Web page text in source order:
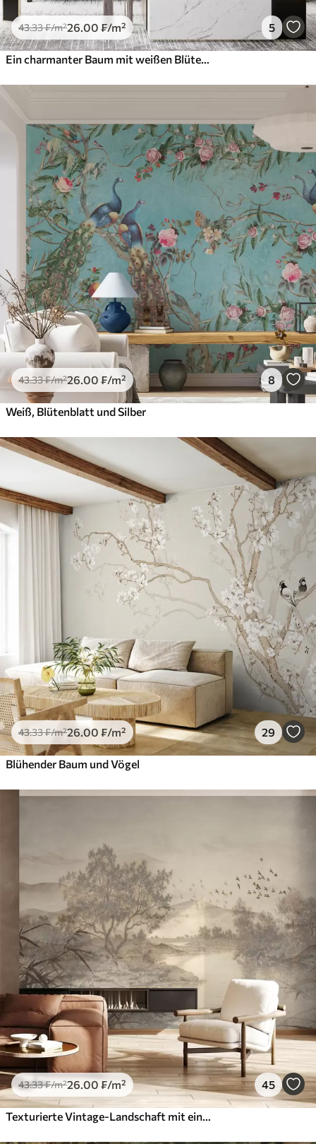
43.33₣/m²26 .00 ₣/m² 5
43.33₣/m²26 .00 ₣/m² 8
Weiß, Blütenblatt und Silber
43.33₣/m²26.00 ₣/m² 29
Blühender Baum und Vögel
43.33₣/m²26 .00 ₣/m² 45